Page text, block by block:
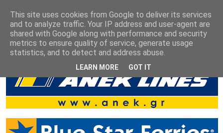
This site uses cookies from Google to deliver its services
and to analyze traffic. Your IP address and user-agent are
shared with Google along with performance and security
metrics to ensure quality of service, generate usage
statistics, and to detect and address abuse.
LEARN MORE GOT IT